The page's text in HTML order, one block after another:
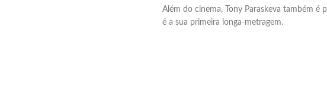
Além do cinema, Tony Paraskeva também é
é a sua primeira longa-metragem.